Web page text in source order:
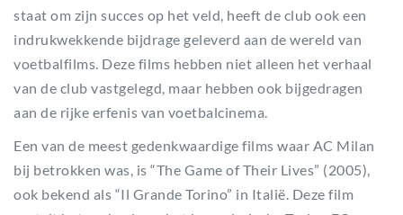
staat om zijn succes op het veld, heeft de club ook een
indrukwekkende bijdrage geleverd aan de wereld van
voetbalfilms. Deze films hebben niet alleen het verhaal
van de club vastgelegd, maar hebben ook bijgedragen
aan de rijke erfenis van voetbalcinema.
Een van de meest gedenkwaardige films waar AC Milan
bij betrokken was, is “The Game of Their Lives” (2005),
ook bekend als “Il Grande Torino” in Italië. Deze film